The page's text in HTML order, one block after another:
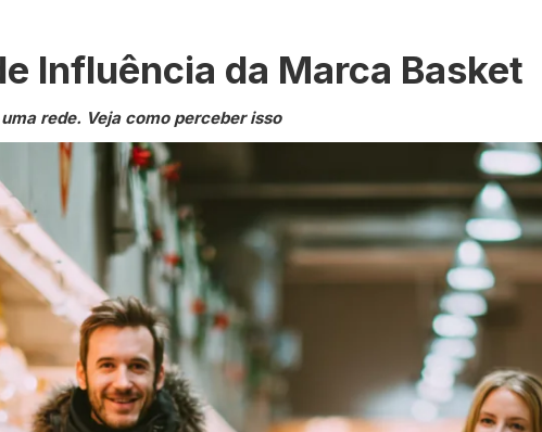
Influência da Marca Basket
rede. Veja como perceber isso